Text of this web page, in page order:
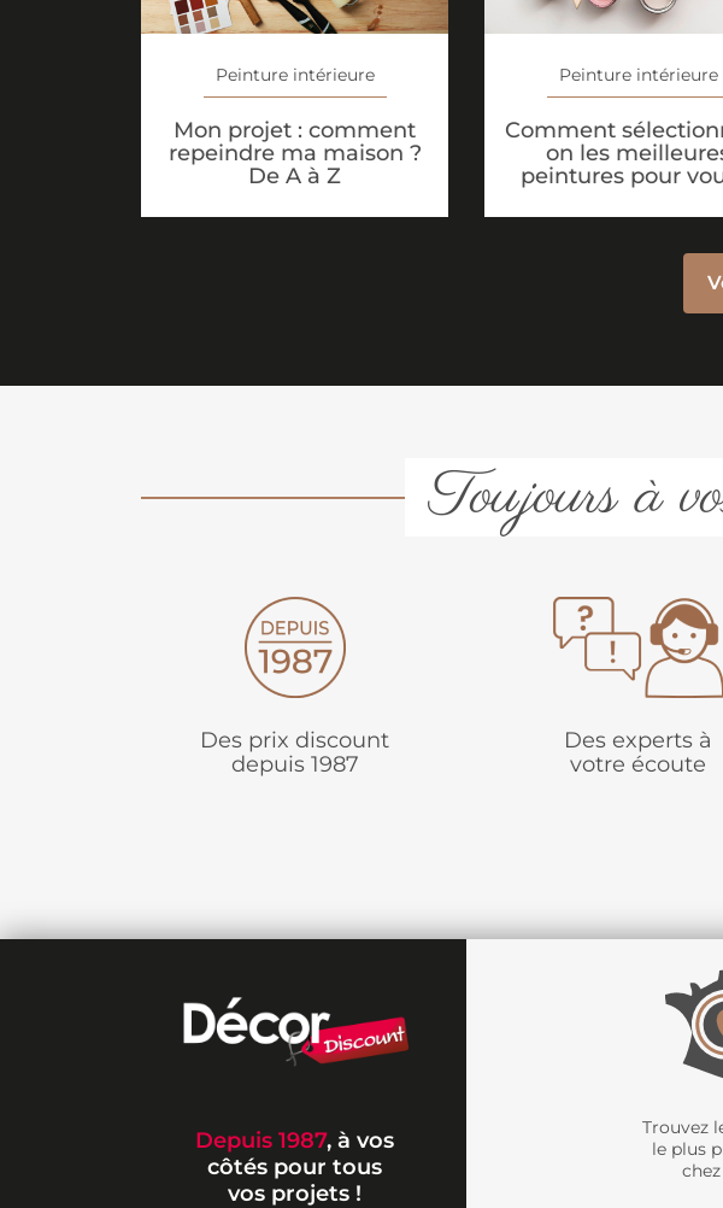
Peinture intérieure
Mon projet : comment
repeindre ma maison ?
De A à Z
Peinture intérieure
Comment
on les
peintures pour
Toujours à
Des prix discount
depuis 1987
Des experts à
votre écoute
Depuis 1987, à vos
côtés pour tous
vos projets !
Trouvez
le plus